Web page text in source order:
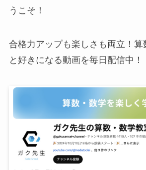
うこそ！
合格力アップも楽しさも両立！算
と好きになる動画を毎日配信中！